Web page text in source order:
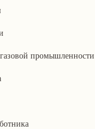
промышленности